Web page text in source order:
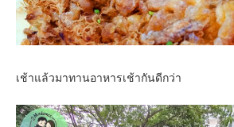
เช้าแล้วมาทานอาหารเช้ากันดีกว่า